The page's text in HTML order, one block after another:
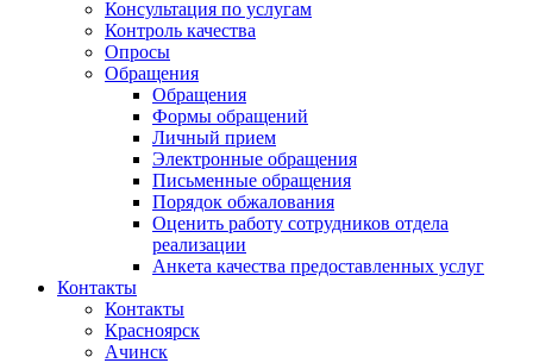
Консультация по услугам
Контроль качества
Опросы
Обращения
Обращения
Формы обращений
Личный прием
Электронные обращения
Письменные обращения
Порядок обжалования
Оценить работу сотрудников отдела
реализации
Анкета качества предоставленных услуг
Контакты
Контакты
Красноярск
Ачинск